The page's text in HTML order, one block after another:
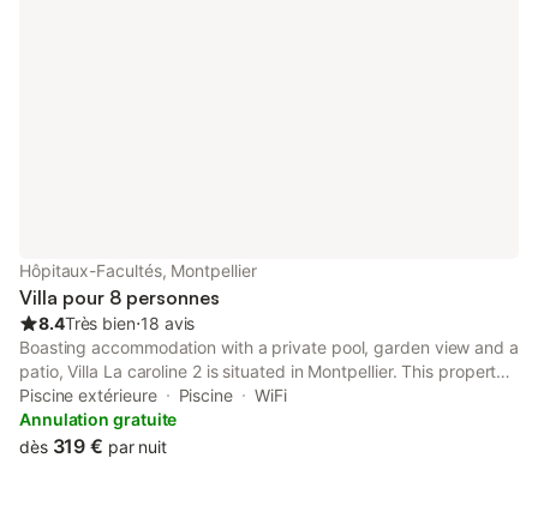
Hôpitaux-Facultés, Montpellier
Villa pour 8 personnes
8.4Très bien⋅18 avis
Boasting accommodation with a private pool, garden view and a
patio, Villa La caroline 2 is situated in Montpellier. This property
offers access to a balcony, free private parking and free WiFi.
The property is non-smoking and is set 2.
Piscine extérieure Piscine
WiFi
Annulation gratuite
dès 319 € par nuit